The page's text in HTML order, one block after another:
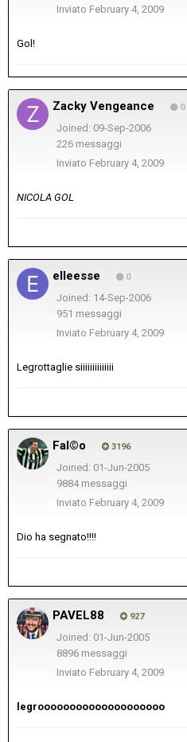
Inviato February 4, 2009
Gol!
Zacky Vengeance 0
Joined: 09-Sep-2006
226 messaggi
Inviato February 4, 2009
NICOLA GOL
elleesse 0
Joined: 14-Sep-2006
951 messaggi
Inviato February 4, 2009
Legrottaglie siiiiiiiiiiiiii
Fal©o 3196
Joined: 01-Jun-2005
9884 messaggi
Inviato February 4, 2009
Dio ha segnato!!!!
PAVEL88 927
Joined: 01-Jun-2005
8896 messaggi
Inviato February 4, 2009
legroooooooooooooooooooo